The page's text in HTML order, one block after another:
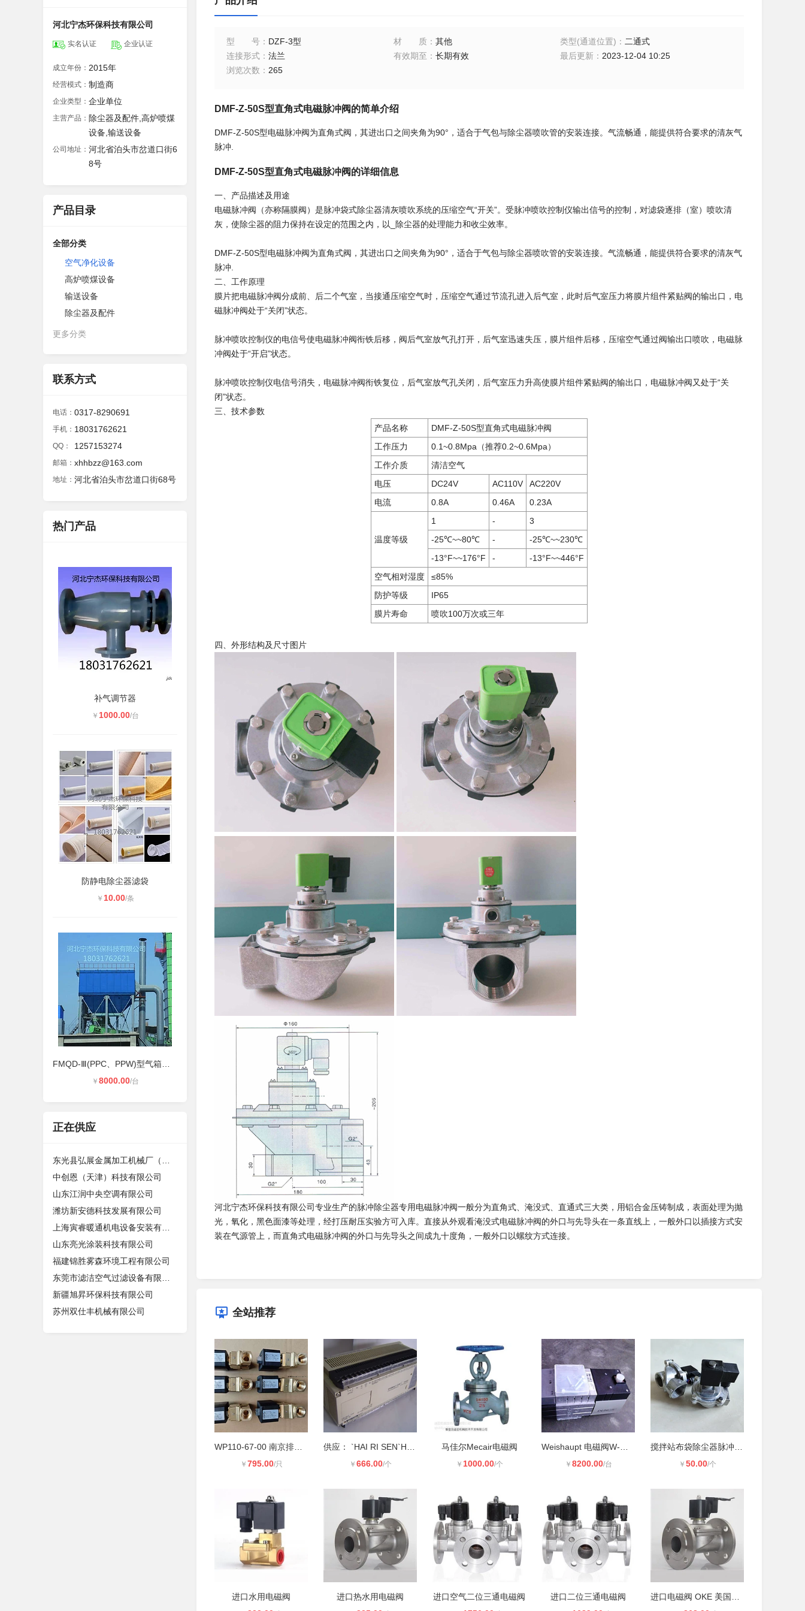
河北宁杰环保科技有限公司
实名认证 企业认证
成立年份： 2015年
经营模式： 制造商
企业类型： 企业单位
主营产品： 除尘器及配件,高炉喷煤
设备,输送设备
公司地址： 河北省泊头市岔道口街6
8号
产品目录
全部分类
空气净化设备
高炉喷煤设备
输送设备
除尘器及配件
更多分类
联系方式
电话： 0317-8290691
手机： 18031762621
QQ： 1257153274
邮箱： xhhbzz@163.com
地址： 河北省泊头市岔道口街68号
热门产品
补气调节器
￥ 1000.00/台
防静电除尘器滤袋
￥ 10.00/条
￥ 8000.00/台
正在供应
中创恩（天津）科技有限公司
山东江润中央空调有限公司
潍坊新安德科技发展有限公司
山东亮光涂装科技有限公司
福建锦胜雾森环境工程有限公司
新疆旭昇环保科技有限公司
苏州双仕丰机械有限公司
型号 ： DZF-3型 材质 ： 其他 类型(通道位置) ： 二通式
连接形式 ： 法兰 有效期至 ： 长期有效 最后更新 ： 2023-12-04 10:25
浏览次数 ： 265
DMF-Z-50S型直角式电磁脉冲阀的简单介绍
DMF-Z-50S型电磁脉冲阀为直角式阀，其进出口之间夹角为90°，适合于气包与除尘器喷吹管的安装连接。气流畅通，能提供符合要求的清灰气
脉冲.
DMF-Z-50S型直角式电磁脉冲阀的详细信息
一、产品描述及用途
电磁脉冲阀（亦称隔膜阀）是脉冲袋式除尘器清灰喷吹系统的压缩空气“开关”。受脉冲喷吹控制仪输出信号的控制，对滤袋逐排（室）喷吹清
灰，使除尘器的阻力保持在设定的范围之内，以_除尘器的处理能力和收尘效率。
DMF-Z-50S型电磁脉冲阀为直角式阀，其进出口之间夹角为90°，适合于气包与除尘器喷吹管的安装连接。气流畅通，能提供符合要求的清灰气
脉冲.
二、工作原理
膜片把电磁脉冲阀分成前、后二个气室，当接通压缩空气时，压缩空气通过节流孔进入后气室，此时后气室压力将膜片组件紧贴阀的输出口，电
磁脉冲阀处于“关闭”状态。
脉冲喷吹控制仪的电信号使电磁脉冲阀衔铁后移，阀后气室放气孔打开，后气室迅速失压，膜片组件后移，压缩空气通过阀输出口喷吹，电磁脉
冲阀处于“开启”状态。
脉冲喷吹控制仪电信号消失，电磁脉冲阀衔铁复位，后气室放气孔关闭，后气室压力升高使膜片组件紧贴阀的输出口，电磁脉冲阀又处于“关
闭”状态。
三、技术参数
产品名称
DMF-Z-50S型直角式电磁脉冲阀
工作压力
0.1~0.8Mpa（推荐0.2~0.6Mpa）
工作介质
清洁空气
电压
DC24V AC110V
AC220V
电流
0.8A 0.46A 0.23A
温度等级
1 -
3
-25℃~~80℃
-
-25℃~~230℃
-13°F~~176°F
-
-13°F~~446°F
空气相对湿度
≤85%
防护等级
IP65
膜片寿命
喷吹100万次或三年
四、外形结构及尺寸图片
河北宁杰环保科技有限公司专业生产的脉冲除尘器专用电磁脉冲阀一般分为直角式、淹没式、直通式三大类，用铝合金压铸制成，表面处理为抛
光，氧化，黑色面漆等处理，经打压耐压实验方可入库。直接从外观看淹没式电磁脉冲阀的外口与先导头在一条直线上，一般外口以插接方式安
装在气源管上，而直角式电磁脉冲阀的外口与先导头之间成九十度角，一般外口以螺纹方式连接。
全站推荐
￥ 795.00/只 ￥ 666.00/个
马佳尔Mecair电磁阀
￥ 1000.00/个 ￥ 8200.00/台 ￥ 50.00/个
进口水用电磁阀 进口热水用电磁阀 进口空气二位三通电磁阀 进口二位三通电磁阀